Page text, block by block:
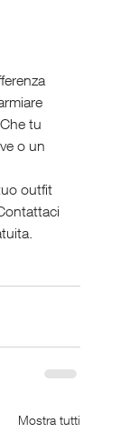
tu
o un
outfit
Mostra tutti